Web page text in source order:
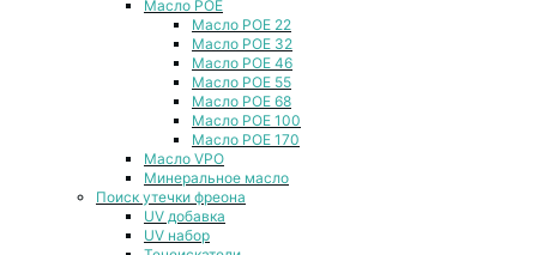
Масло POE
Масло POE 22
Масло POE 32
Масло POE 46
Масло POE 55
Масло POE 68
Масло POE 100
Масло POE 170
Масло VPO
Минеральное масло
Поиск утечки фреона
UV добавка
UV набор